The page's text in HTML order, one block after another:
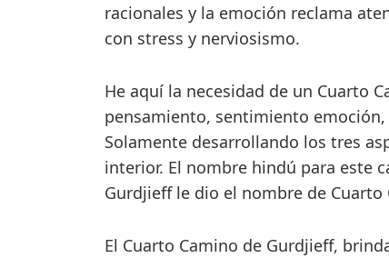
racionales y la emoción reclama
con stress y nerviosismo.
He aquí la necesidad de un Cuarto
pensamiento, sentimiento
Solamente desarrollando los tres
interior. El nombre hindú para este
Gurdjieff le dio el nombre de Cuarto
El Cuarto Camino de Gurdjieff,